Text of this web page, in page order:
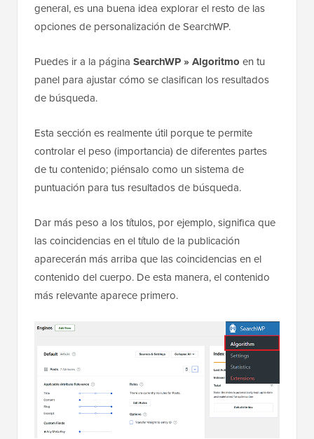
general, es una buena idea explorar el resto de las
opciones de personalización de SearchWP.
Puedes ir a la página SearchWP » Algoritmo en tu
panel para ajustar cómo se clasifican los resultados
de búsqueda.
Esta sección es realmente útil porque te permite
controlar el peso (importancia) de diferentes partes
de tu contenido; piénsalo como un sistema de
puntuación para tus resultados de búsqueda.
Dar más peso a los títulos, por ejemplo, significa que
las coincidencias en el título de la publicación
aparecerán más arriba que las coincidencias en el
contenido del cuerpo. De esta manera, el contenido
más relevante aparece primero.